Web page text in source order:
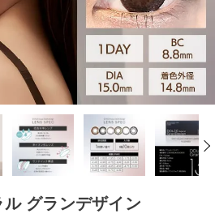
ル グランデザイン